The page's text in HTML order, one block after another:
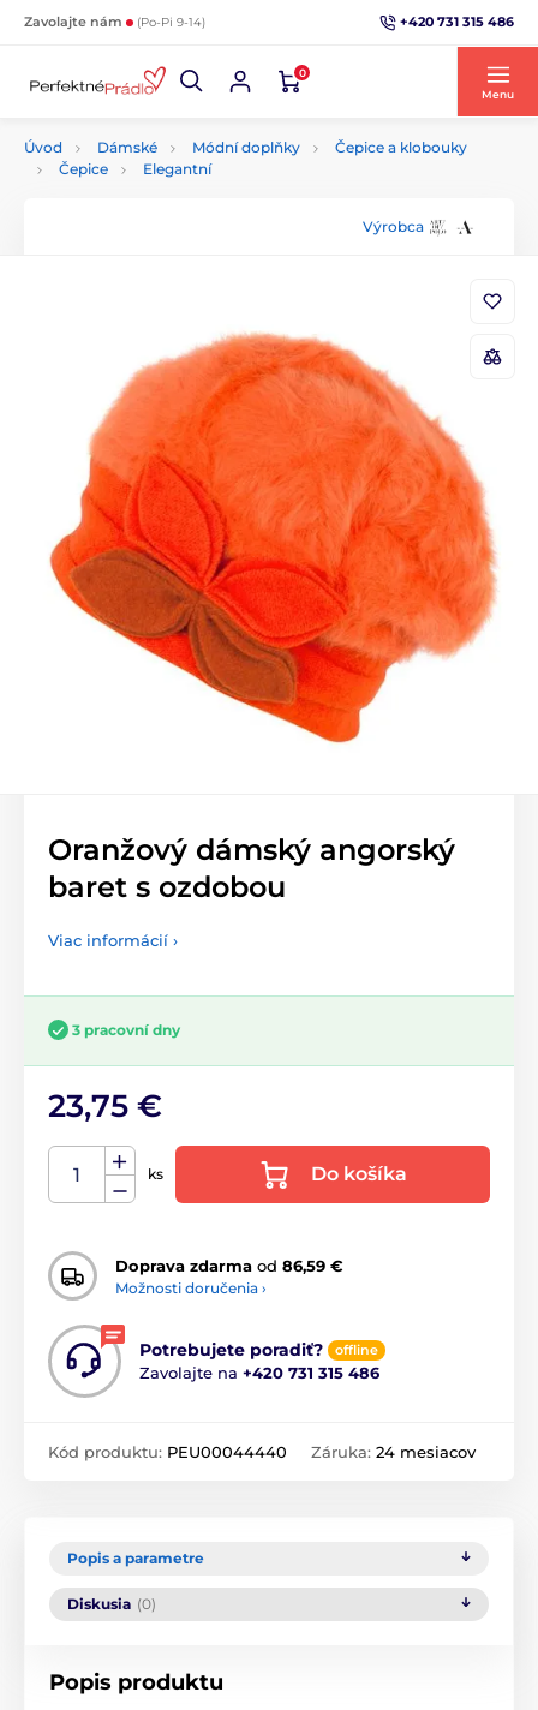
Zavolajte nám (Po-Pi 9-14) +420 731 315 486
0
Menu
Úvod Dámské Módní doplňky
Čepice a klobouky
Čepice
Elegantní
Výrobca
Oranžový dámský angorský
baret s ozdobou
Viac informácií ›
3 pracovní dny
23,75 €
ks Do košíka
Doprava zdarma od 86,59 €
Možnosti doručenia ›
Potrebujete poradiť? offline
Zavolajte na +420 731 315 486
Kód produktu: PEU00044440 Záruka: 24 mesiacov
Popis a parametre
Diskusia (0)
Popis produktu